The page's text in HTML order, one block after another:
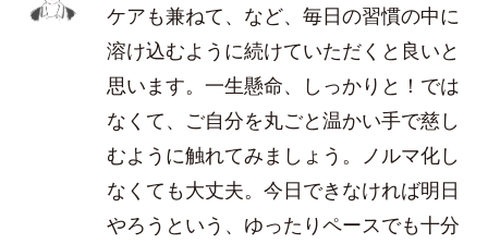
ケアも兼ねて、など、毎日の習慣の中に
溶け込むように続けていただくと良いと
思います。一生懸命、しっかりと！では
なくて、ご自分を丸ごと温かい手で慈し
むように触れてみましょう。ノルマ化し
なくても大丈夫。今日できなければ明日
やろうという、ゆったりペースでも十分